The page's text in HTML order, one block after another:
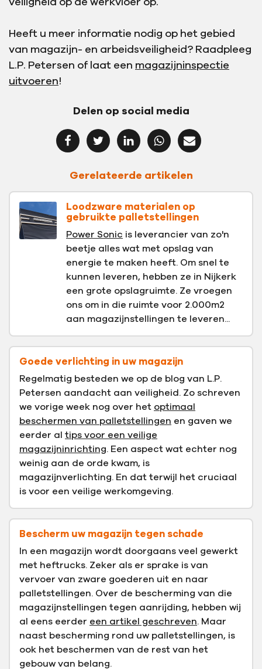
veiligheid op de werkvloer op.
Heeft u meer informatie nodig op het gebied
van magazijn- en arbeidsveiligheid? Raadpleeg
L.P. Petersen of laat een magazijninspectie
uitvoeren!
Delen op social media
Gerelateerde artikelen
Loodzware materialen op
gebruikte palletstellingen
Power Sonic is leverancier van zo'n
beetje alles wat met opslag van
energie te maken heeft. Om snel te
kunnen leveren, hebben ze in Nijkerk
een grote opslagruimte. Ze vroegen
ons om in die ruimte voor 2.000m2
aan magazijnstellingen te leveren...
Goede verlichting in uw magazijn
Regelmatig besteden we op de blog van L.P.
Petersen aandacht aan veiligheid. Zo schreven
we vorige week nog over het optimaal
beschermen van palletstellingen en gaven we
eerder al tips voor een veilige
magazijninrichting. Een aspect wat echter nog
weinig aan de orde kwam, is
magazijnverlichting. En dat terwijl het cruciaal
is voor een veilige werkomgeving.
Bescherm uw magazijn tegen schade
In een magazijn wordt doorgaans veel gewerkt
met heftrucks. Zeker als er sprake is van
vervoer van zware goederen uit en naar
palletstellingen. Over de bescherming van die
magazijnstellingen tegen aanrijding, hebben wij
al eens eerder een artikel geschreven. Maar
naast bescherming rond uw palletstellingen, is
ook het beschermen van de rest van het
gebouw van belang.